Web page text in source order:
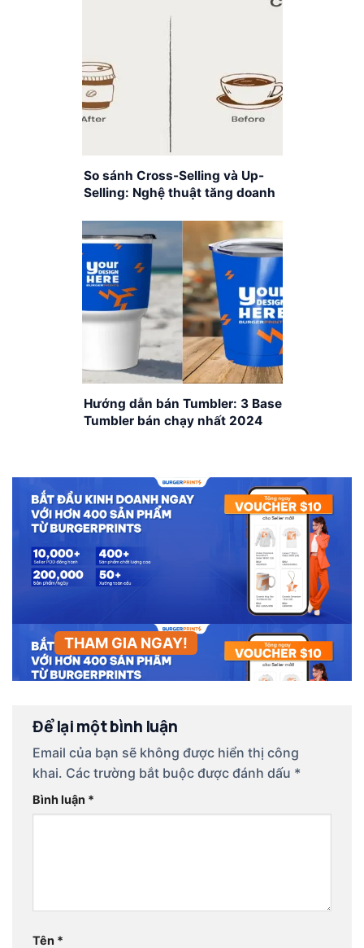
So sánh Cross-Selling và Up-
Selling: Nghệ thuật tăng doanh
Hướng dẫn bán Tumbler: 3 Base
Tumbler bán chạy nhất 2024
THAM GIA NGAY!
Để lại một bình luận
Email của bạn sẽ không được hiển thị công
khai. Các trường bắt buộc được đánh dấu *
Bình luận *
Tên *